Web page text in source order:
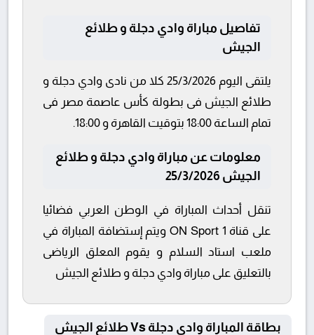
تفاصيل مباراة وادي دجلة و طلائع
الجيش
يلتقى اليوم 25/3/2026 كلا من نادى وادي دجلة و
طلائع الجيش فى بطولة كأس عاصمة مصر فى
تمام الساعة 18:00 بتوقيت القاهرة و 18:00.
معلومات عن مباراة وادي دجلة و طلائع
الجيش 25/3/2026
تنقل أحداث المباراة في الوطن العربي فضائيا
على قناة ON Sport 1 ويتم إستضافة المباراة في
ملعب استاد السلام و يقوم المعلق الرياضى
بالتعليق على مباراة وادي دجلة و طلائع الجيش
بطاقة المباراة وادي دجلة Vs طلائع الجيش